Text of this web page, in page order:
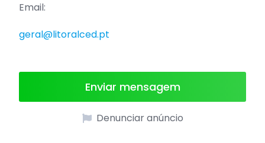
Email:
geral@litoralced.pt
Enviar mensagem
Denunciar anúncio